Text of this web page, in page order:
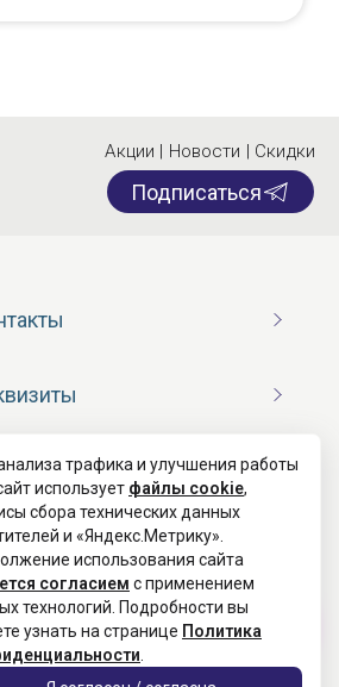
Акции | Новости | Скидки
Подписаться
оферты
на обработку ПД
конфиденциальности
трафика и улучшения работы
использует файлы cookie,
сбора технических данных
и «Яндекс.Метрику».
использования сайта
согласием с применением
технологий. Подробности вы
узнать на странице Политика